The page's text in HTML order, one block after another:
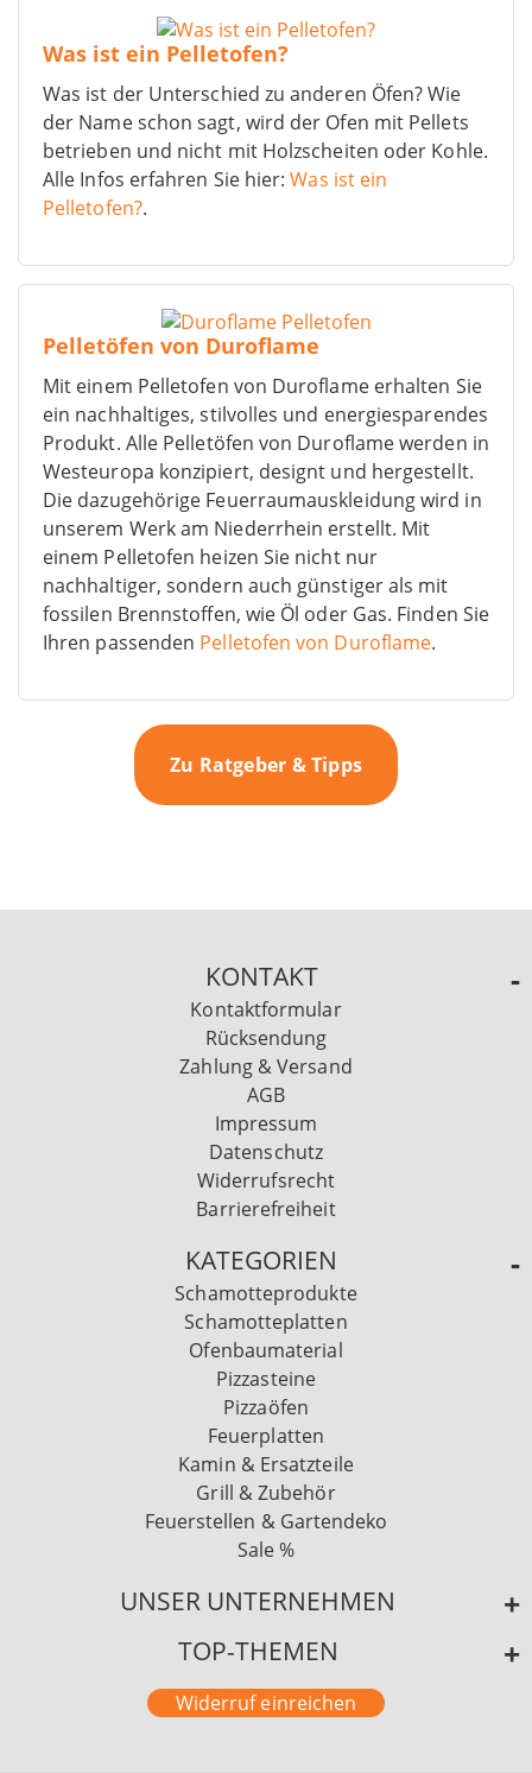
Was ist ein Pelletofen?
Was ist der Unterschied zu anderen Öfen? Wie
der Name schon sagt, wird der Ofen mit Pellets
betrieben und nicht mit Holzscheiten oder Kohle.
Alle Infos erfahren Sie hier:Was ist ein
Pelletofen?.
Pelletöfen von Duroflame
Mit einem Pelletofen von Duroflame erhalten Sie
ein nachhaltiges, stilvolles und energiesparendes
Produkt. Alle Pelletöfen von Duroflame werden in
Westeuropa konzipiert, designt und hergestellt.
Die dazugehörige Feuerraumauskleidung wird in
unserem Werk am Niederrhein erstellt. Mit
einem Pelletofen heizen Sie nicht nur
nachhaltiger, sondern auch günstiger als mit
fossilen Brennstoffen, wie Öl oder Gas. Finden Sie
Ihren passenden Pelletofen von Duroflame.
Zu Ratgeber & Tipps
KONTAKT
Kontaktformular
Rücksendung
Zahlung & Versand
AGB
Impressum
Datenschutz
Widerrufsrecht
Barrierefreiheit
KATEGORIEN
Schamotteprodukte
Schamotteplatten
Ofenbaumaterial
Pizzasteine
Pizzaöfen
Feuerplatten
Kamin & Ersatzteile
Grill & Zubehör
Feuerstellen & Gartendeko
Sale %
UNSER UNTERNEHMEN
TOP-THEMEN
Widerruf einreichen